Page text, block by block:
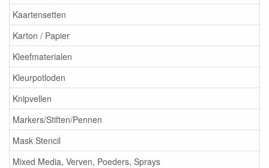
Kaartensetten
Karton / Papier
Kleefmaterialen
Kleurpotloden
Knipvellen
Markers/Stiften/Pennen
Mask Stencil
Mixed Media, Verven, Poeders, Sprays